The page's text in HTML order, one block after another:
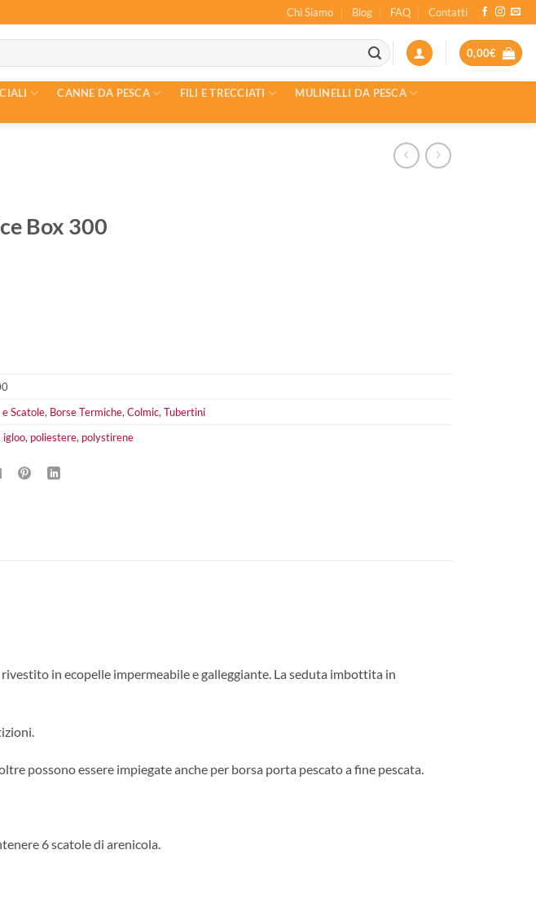
Chi Siamo Blog FAQ Contatti
0,00€
CANNE DA PESCA FILI E TRECCIATI
MULINELLI DA PESCA
Box 300
e Scatole, Borse Termiche, Colmic, Tubertini
igloo, poliestere, polystirene
in ecopelle impermeabile e galleggiante. La seduta imbottita in
possono essere impiegate anche per borsa porta pescato a fine pescata.
6 scatole di arenicola.